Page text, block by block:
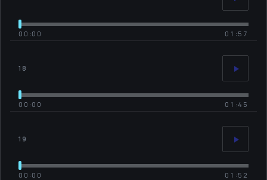
00:00 01:57
18
00:00 01:45
19
00:00 01:52